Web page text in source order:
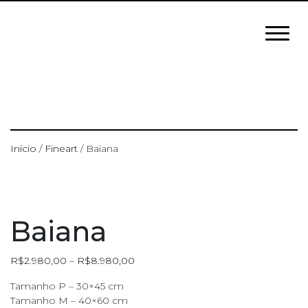
Início / Fineart / Baiana
Baiana
R$2.980,00 – R$8.980,00
Tamanho P – 30×45 cm
Tamanho M – 40×60 cm